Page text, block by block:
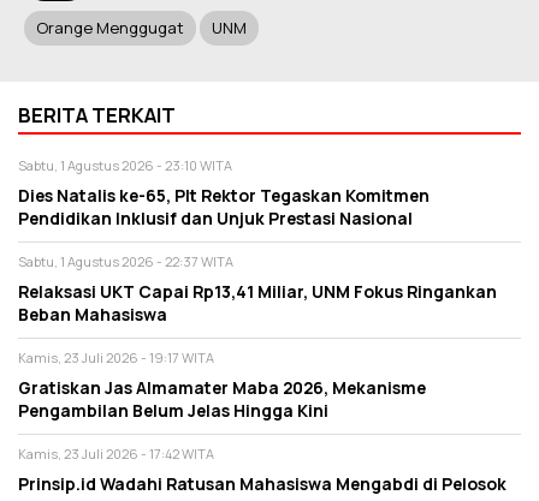
Orange Menggugat UNM
BERITA TERKAIT
Sabtu, 1 Agustus 2026 - 23:10 WITA
Dies Natalis ke-65, Plt Rektor Tegaskan Komitmen
Pendidikan Inklusif dan Unjuk Prestasi Nasional
Sabtu, 1 Agustus 2026 - 22:37 WITA
Relaksasi UKT Capai Rp13,41 Miliar, UNM Fokus Ringankan
Beban Mahasiswa
Kamis, 23 Juli 2026 - 19:17 WITA
Gratiskan Jas Almamater Maba 2026, Mekanisme
Pengambilan Belum Jelas Hingga Kini
Kamis, 23 Juli 2026 - 17:42 WITA
Prinsip.id Wadahi Ratusan Mahasiswa Mengabdi di Pelosok